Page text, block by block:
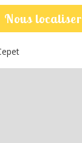
Nous localiser